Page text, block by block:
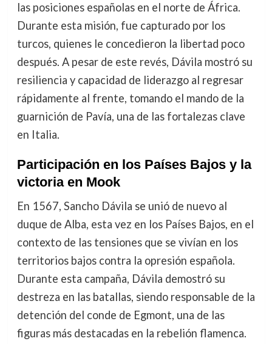
las posiciones españolas en el norte de África.
Durante esta misión, fue capturado por los
turcos, quienes le concedieron la libertad poco
después. A pesar de este revés, Dávila mostró su
resiliencia y capacidad de liderazgo al regresar
rápidamente al frente, tomando el mando de la
guarnición de Pavía, una de las fortalezas clave
en Italia.
Participación en los Países Bajos y la
victoria en Mook
En 1567, Sancho Dávila se unió de nuevo al
duque de Alba, esta vez en los Países Bajos, en el
contexto de las tensiones que se vivían en los
territorios bajos contra la opresión española.
Durante esta campaña, Dávila demostró su
destreza en las batallas, siendo responsable de la
detención del conde de Egmont, una de las
figuras más destacadas en la rebelión flamenca.